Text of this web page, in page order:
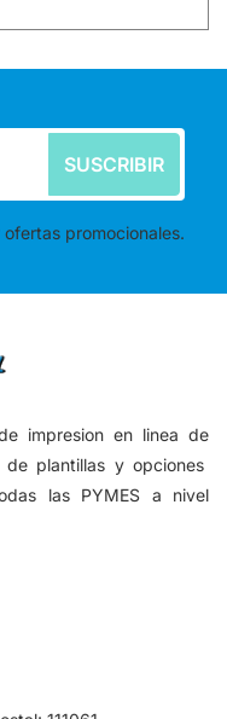
SUSCRIBIR
promocionales.
impresion en linea de
plantillas y opciones
las PYMES a nivel